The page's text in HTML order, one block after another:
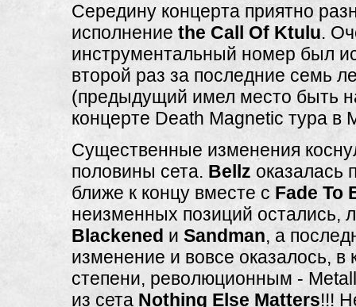
Середину концерта приятно
исполнение the Call Of Ktulu.
инструментальный номер был
второй раз за последние семь
(предыдущий имел место быть
концерте Death Magnetic тура в
Существенные изменения
половины сета. Bellz оказалась
ближе к концу вместе с Fade To
неизменных позиций остались,
Blackened и Sandman, а
изменение и вовсе оказалось, в
степени, революционным -
из сета Nothing Else Matters!!!